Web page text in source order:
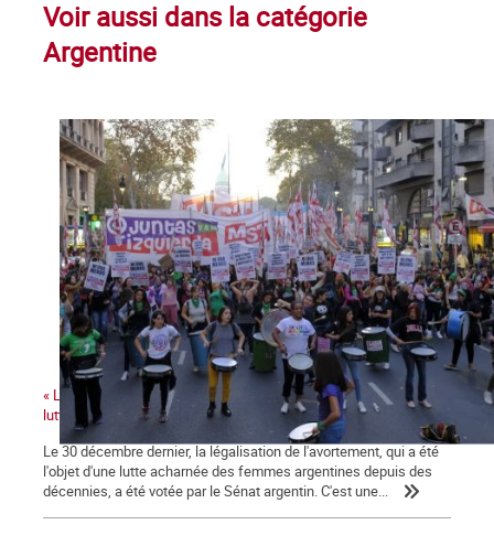
Voir aussi dans la catégorie
Argentine
« La victoire de la légalisation de l'avortement renforce toutes les
luttes de genre »
Le 30 décembre dernier, la légalisation de l'avortement, qui a été
l'objet d'une lutte acharnée des femmes argentines depuis des
décennies, a été votée par le Sénat argentin. C'est une...